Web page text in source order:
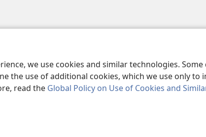
we use cookies and similar technologies.
the use of additional cookies, which we use only
read the Global Policy on Use of Cookies and
Tract Society of Pennsylvania.